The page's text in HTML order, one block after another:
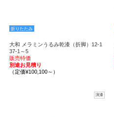
折りたたみ
大和 メラミンうるみ乾漆（折脚）12-1
37-1～5
販売特価
別途お見積り
（定価¥100,100～）
演漆